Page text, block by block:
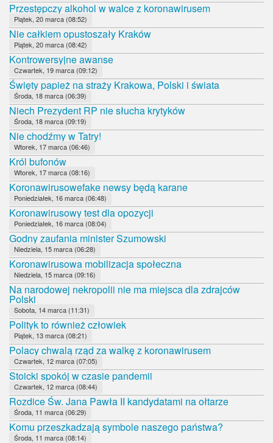
Przestępczy alkohol w walce z koronawirusem
Piątek, 20 marca (08:52)
Nie całkiem opustoszały Kraków
Piątek, 20 marca (08:42)
Kontrowersyjne awanse
Czwartek, 19 marca (09:12)
Święty papież na straży Krakowa, Polski i świata
Środa, 18 marca (06:39)
Niech Prezydent RP nie słucha krytyków
Środa, 18 marca (09:19)
Nie chodźmy w Tatry!
Wtorek, 17 marca (06:46)
Król bufonów
Wtorek, 17 marca (08:16)
Koronawirusowefake newsy będą karane
Poniedziałek, 16 marca (06:48)
Koronawirusowy test dla opozycji
Poniedziałek, 16 marca (08:04)
Godny zaufania minister Szumowski
Niedziela, 15 marca (06:28)
Koronawirusowa mobilizacja społeczna
Niedziela, 15 marca (09:16)
Na narodowej nekropolii nie ma miejsca dla zdrajców
Polski
Sobota, 14 marca (11:31)
Polityk to również człowiek
Piątek, 13 marca (08:21)
Polacy chwalą rząd za walkę z koronawirusem
Czwartek, 12 marca (07:05)
Stoicki spokój w czasie pandemii
Czwartek, 12 marca (08:44)
Rozdice Św. Jana Pawła II kandydatami na ołtarze
Środa, 11 marca (06:29)
Komu przeszkadzają symbole naszego państwa?
Środa, 11 marca (08:14)